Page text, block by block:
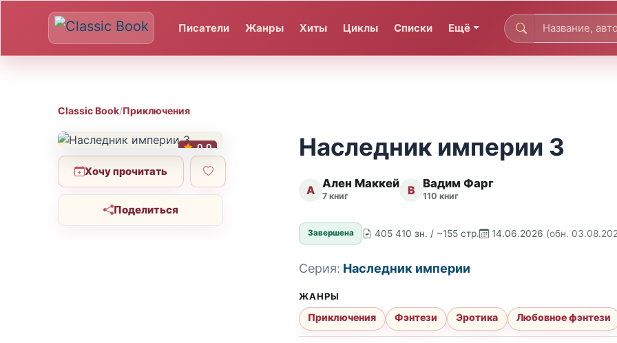
Писатели Жанры Хиты Циклы Списки Ещё
Classic Book/Приключения
0.0
Хочу прочитать
Поделиться
Наследник империи 3
А Ален Маккей
7 книг В Вадим Фарг
110 книг
Завершена 405 410 зн. / ~155 стр. 14.06.2026 (обн.
Серия: Наследник империи
ЖАНРЫ
Приключения Фэнтези Эротика Любовное фэнтези